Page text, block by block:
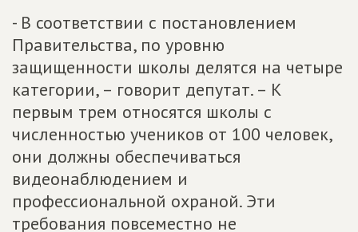
- В соответствии с постановлением
Правительства, по уровню
защищенности школы делятся на четыре
категории, – говорит депутат. – К
первым трем относятся школы с
численностью учеников от 100 человек,
они должны обеспечиваться
видеонаблюдением и
профессиональной охраной. Эти
требования повсеместно не